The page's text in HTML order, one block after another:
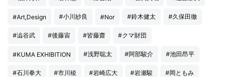
#Art,Design #小川紗良 #Nor #鈴木健太 #久保田徹
#澁谷武 #後藤宙 #皆藤齋 #クマ財団
#KUMA EXHIBITION #浅野聡太 #阿部駿介 #池田昂平
#石川拳大 #市川稜 #岩崎広大 #岩瀬駿 #岡ともみ